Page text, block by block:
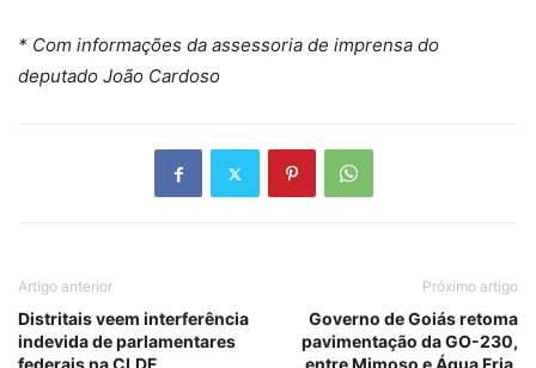
* Com informações da assessoria de imprensa do
deputado João Cardoso
Artigo anterior
Distritais veem interferência
indevida de parlamentares
federais na CLDF
Próximo artigo
Governo de Goiás retoma
pavimentação da GO-230,
entre Mimoso e Água Fria,